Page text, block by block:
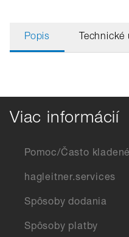
Popis Technické
Viac informácií
Pomoc/Často
hagleitner.services
Spôsoby dodania
Spôsoby platby